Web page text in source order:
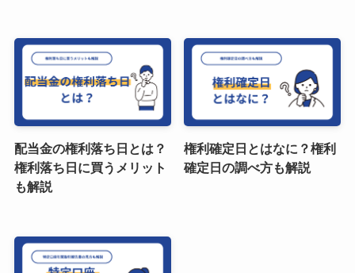
配当金の権利落ち日とは？
権利落ち日に買うメリット
も解説
権利確定日とはなに？権利
確定日の調べ方も解説